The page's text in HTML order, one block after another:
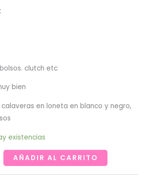
clutch etc
bien
en loneta en blanco y negro,
existencias
AÑADIR AL CARRITO